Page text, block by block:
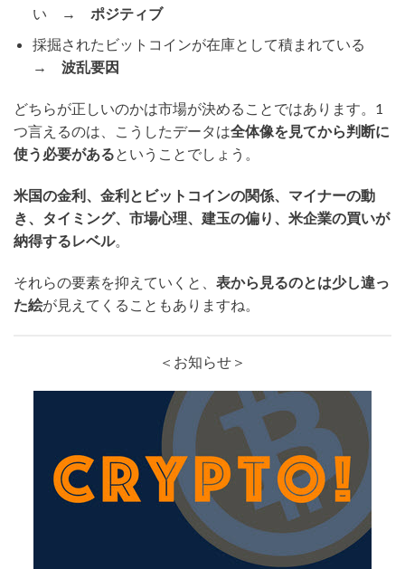
い → ポジティブ
採掘されたビットコインが在庫として積まれている
→ 波乱要因
どちらが正しいのかは市場が決めることではあります。1
つ言えるのは、こうしたデータは全体像を見てから判断に
使う必要があるということでしょう。
米国の金利、金利とビットコインの関係、マイナーの動
き、タイミング、市場心理、建玉の偏り、米企業の買いが
納得するレベル。
それらの要素を抑えていくと、 表から見るのとは少し違っ
た絵が見えてくることもありますね。
＜お知らせ＞